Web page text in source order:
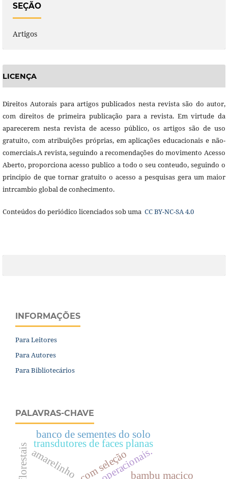
SEÇÃO
Artigos
LICENÇA
Direitos Autorais para artigos publicados nesta revista são do autor,
com direitos de primeira publicação para a revista. Em virtude da
aparecerem nesta revista de acesso público, os artigos são de uso
gratuito, com atribuições próprias, em aplicações educacionais e não-
comerciais.A revista, seguindo a recomendações do movimento Acesso
Aberto, proporciona acesso publico a todo o seu conteudo, seguindo o
principio de que tornar gratuito o acesso a pesquisas gera um maior
intrcambio global de conhecimento.
Conteúdos do periódico licenciados sob uma CC BY-NC-SA 4.0
INFORMAÇÕES
Para Leitores
Para Autores
Para Bibliotecários
PALAVRAS-CHAVE
bambu maciço
transdutores de faces planas
banco de sementes do solo
amarelinho